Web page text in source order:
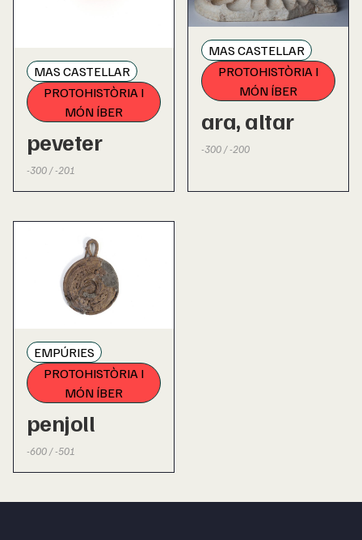
MAS CASTELLAR
PROTOHISTÒRIA I
MÓN ÍBER
peveter
-300 / -201
MAS CASTELLAR
PROTOHISTÒRIA I
MÓN ÍBER
ara, altar
-300 / -200
EMPÚRIES
PROTOHISTÒRIA I
MÓN ÍBER
penjoll
-600 / -501